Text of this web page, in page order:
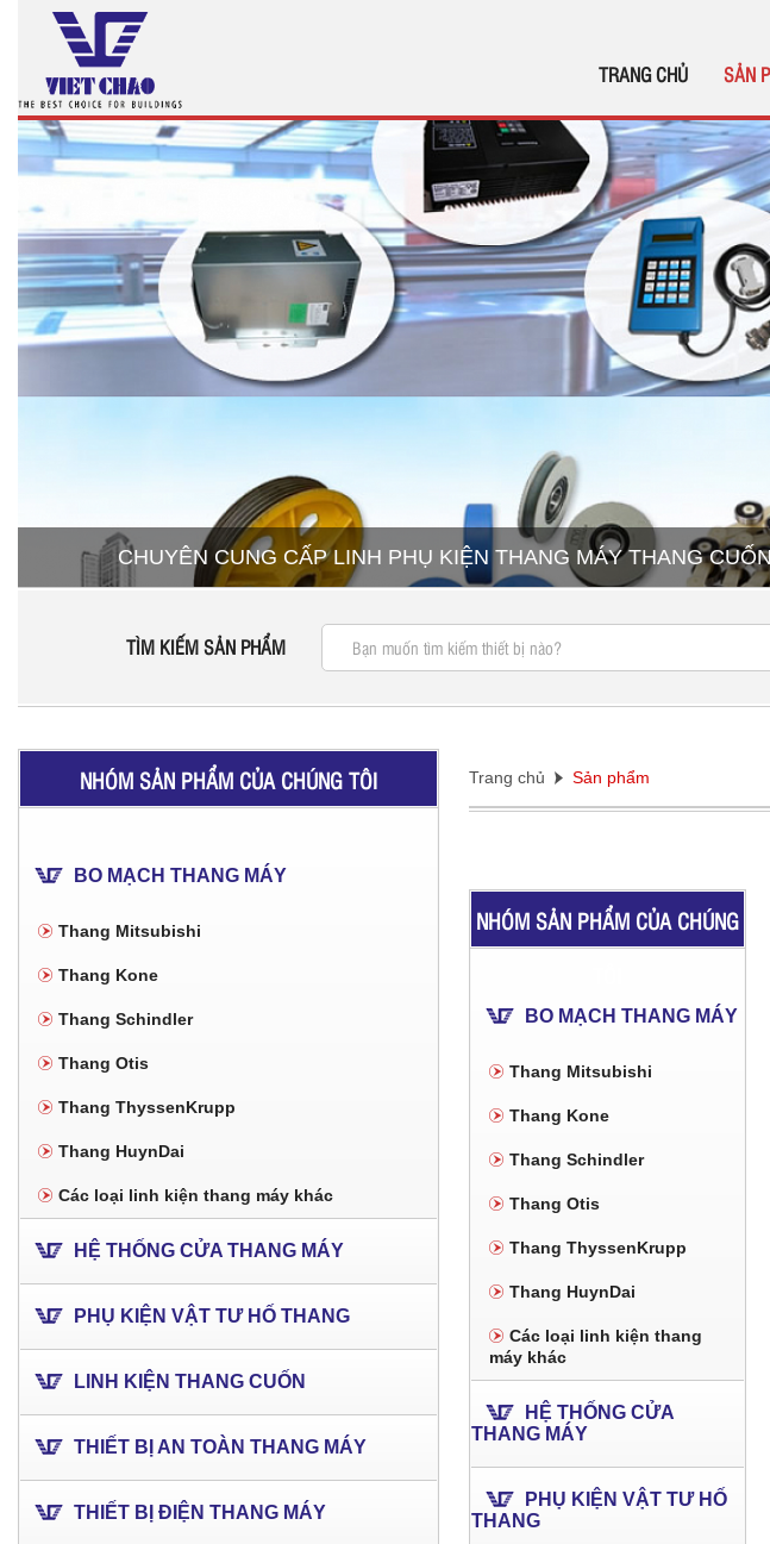
TRANG CHỦ SẢN
CHUYÊN CUNG CẤP LINH PHỤ KIỆN THANG MÁY THANG
TÌM KIẾM SẢN PHẨM
NHÓM SẢN PHẨM CỦA CHÚNG TÔI
BO MẠCH THANG MÁY
Thang Mitsubishi
Thang Kone
Thang Schindler
Thang Otis
Thang ThyssenKrupp
Thang HuynDai
Các loại linh kiện thang máy khác
HỆ THỐNG CỬA THANG MÁY
PHỤ KIỆN VẬT TƯ HỐ THANG
LINH KIỆN THANG CUỐN
THIẾT BỊ AN TOÀN THANG MÁY
THIẾT BỊ ĐIỆN THANG MÁY
Trang chủ Sản phẩm
NHÓM SẢN PHẨM CỦA CHÚNG
BO MẠCH THANG MÁY
Thang Mitsubishi
Thang Kone
Thang Schindler
Thang Otis
Thang ThyssenKrupp
Thang HuynDai
Các loại linh kiện thang
máy khác
HỆ THỐNG CỬA
THANG MÁY
PHỤ KIỆN VẬT TƯ HỐ
THANG